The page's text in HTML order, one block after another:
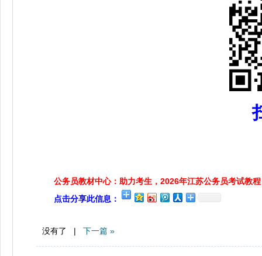
公务员教材中心：助力考生，2026年江苏公务员考试教程
点击分享此信息：
没有了 | 下一篇 »